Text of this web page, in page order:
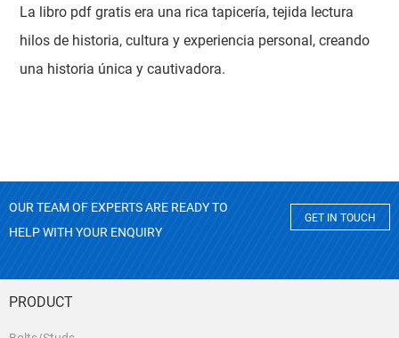
La libro pdf gratis era una rica tapicería, tejida lectura
hilos de historia, cultura y experiencia personal, creando
una historia única y cautivadora.
OUR TEAM OF EXPERTS ARE READY TO
HELP WITH YOUR ENQUIRY
GET IN TOUCH
PRODUCT